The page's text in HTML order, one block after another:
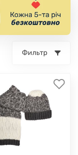
Фильтр